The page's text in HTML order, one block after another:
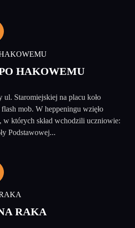
HAKOWEMU
ul. Staromiejskiej na placu koło
mob. W heppeningu wzięło
w których skład wchodzili uczniowie:
Podstawowej...
RAKA